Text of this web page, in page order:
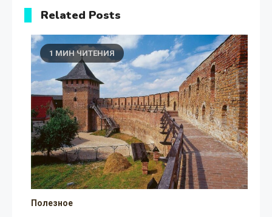
Related Posts
1 МИН ЧИТЕНИЯ
Полезное